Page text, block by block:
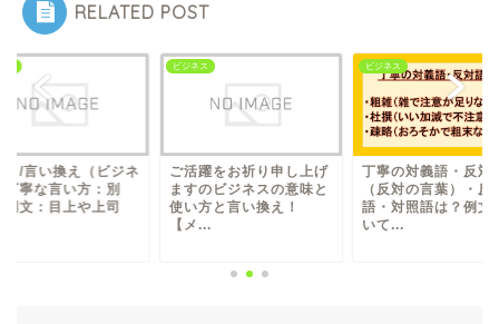
RELATED POST
ネス
躍をお祈り申し上げ
のビジネスの意味と
方と言い換え！
ビジネス
丁寧の対義語・反対語
（反対の言葉）・反意
語・対照語は？例文も用
いて...
ビジネス
出向く/言い換え（
スの丁寧な言い方
の：例文：目上や
や...